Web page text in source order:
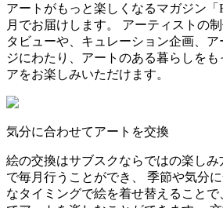
アートがもっと楽しくなるマガジン
月でお届けします。 アーティストの
タビューや、キュレーション企画、
ジにわたり、アートのある暮らしを
アをお楽しみいただけます。
気分に合わせてアートを交換
絵の交換はサブスクならではの楽し
で毎月行うことができ、 季節や気分
なタイミングで絵を着せ替えることで